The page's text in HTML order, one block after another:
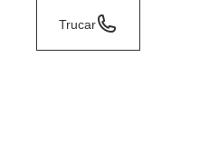
Trucar